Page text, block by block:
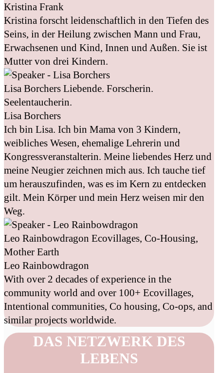
Kristina Frank
Kristina forscht leidenschaftlich in den Tiefen des
Seins, in der Heilung zwischen Mann und Frau,
Erwachsenen und Kind, Innen und Außen. Sie ist
Mutter von drei Kindern.
Lisa Borchers Liebende. Forscherin.
Seelentaucherin.
Lisa Borchers
Ich bin Lisa. Ich bin Mama von 3 Kindern,
weibliches Wesen, ehemalige Lehrerin und
Kongressveranstalterin. Meine liebendes Herz und
meine Neugier zeichnen mich aus. Ich tauche tief
um herauszufinden, was es im Kern zu entdecken
gilt. Mein Körper und mein Herz weisen mir den
Weg.
Leo Rainbowdragon Ecovillages, Co-Housing,
Mother Earth
Leo Rainbowdragon
With over 2 decades of experience in the
community world and over 100+ Ecovillages,
Intentional communities, Co housing, Co-ops, and
similar projects worldwide.
DAS NETZWERK DES
LEBENS